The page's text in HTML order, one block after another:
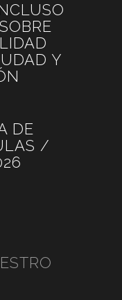
Y
DE
/